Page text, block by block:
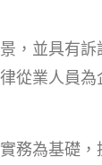
，並具有
從業人員
務為基礎